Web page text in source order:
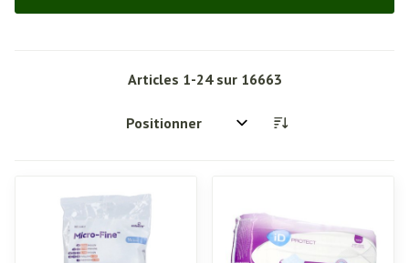
Articles 1-24sur 16663
Trier par: